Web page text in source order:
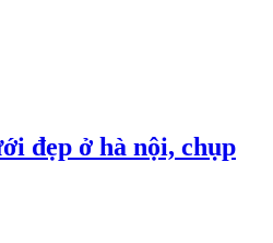
đẹp ở hà nội, chụp